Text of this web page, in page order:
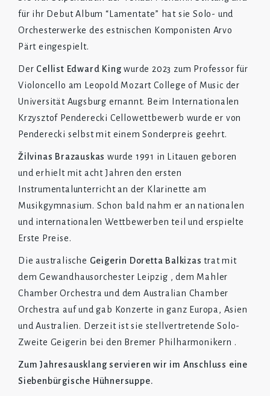
für ihr Debut Album “Lamentate” hat sie Solo- und
Orchesterwerke des estnischen Komponisten Arvo
Pärt eingespielt.
Der Cellist Edward King wurde 2023 zum Professor für
Violoncello am Leopold Mozart College of Music der
Universität Augsburg ernannt. Beim Internationalen
Krzysztof Penderecki Cellowettbewerb wurde er von
Penderecki selbst mit einem Sonderpreis geehrt.
Žilvinas Brazauskas wurde 1991 in Litauen geboren
und erhielt mit acht Jahren den ersten
Instrumentalunterricht an der Klarinette am
Musikgymnasium. Schon bald nahm er an nationalen
und internationalen Wettbewerben teil und erspielte
Erste Preise.
Die australische Geigerin Doretta Balkizas trat mit
dem Gewandhausorchester Leipzig , dem Mahler
Chamber Orchestra und dem Australian Chamber
Orchestra auf und gab Konzerte in ganz Europa, Asien
und Australien. Derzeit ist sie stellvertretende Solo-
Zweite Geigerin bei den Bremer Philharmonikern .
Zum Jahresausklang servieren wir im Anschluss eine
Siebenbürgische Hühnersuppe.